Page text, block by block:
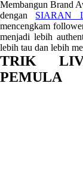
Membangun Brand
dengan SIARAN
mencengkam
menjadi lebih
lebih tau dan lebih
TRIK
PEMULA